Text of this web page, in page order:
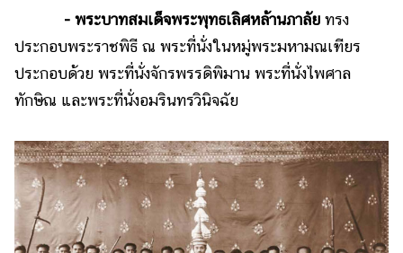
- พระบาทสมเด็จพระพุทธเลิศหล้านภาลัย ทรง
ประกอบพระราชพิธี ณ พระที่นั่งในหมู่พระมหามณเฑียร
ประกอบด้วย พระที่นั่งจักรพรรดิพิมาน พระที่นั่งไพศาล
ทักษิณ และพระที่นั่งอมรินทรวินิจฉัย